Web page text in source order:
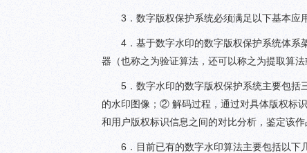
3．数字版权保护系统必须满足以下基本
4．基于数字水印的数字版权保护系统体系
器（也称之为验证算法，还可以称之为提取算法
5．数字水印的数字版权保护系统主要包
的水印图像；② 解码过程，通过对具体版权标
和用户版权标识信息之间的对比分析，鉴定该作
6．目前已有的数字水印算法主要包括以